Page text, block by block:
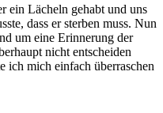
ein Lächeln gehabt und uns
dass er sterben muss. Nun
um eine Erinnerung der
nicht entscheiden
ich mich einfach überraschen